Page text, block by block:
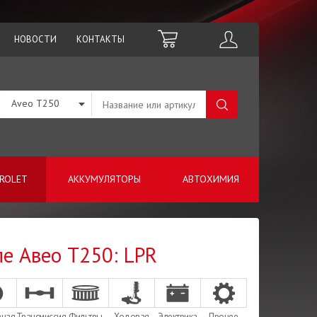
НОВОСТИ КОНТАКТЫ
АККУМУЛЯТОРЫ АВТОХИМИЯ
Aveo T250
Авео Т250: LPR